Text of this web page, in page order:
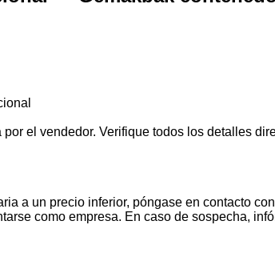
el vendedor. Verifique todos los detalles
a un precio inferior, póngase en contacto
como empresa. En caso de sospecha,